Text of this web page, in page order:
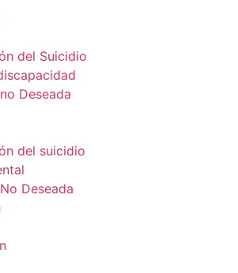
del Suicidio
Deseada
del suicidio
Deseada